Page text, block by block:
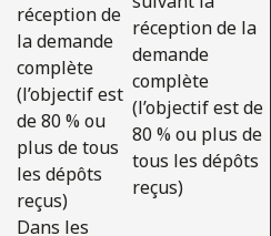
réception de
la demande
complète
(l’objectif est
de 80 % ou
plus de tous
les dépôts
reçus)
réception de la
demande
complète
(l’objectif est de
80 % ou plus de
tous les dépôts
reçus)
Dans les